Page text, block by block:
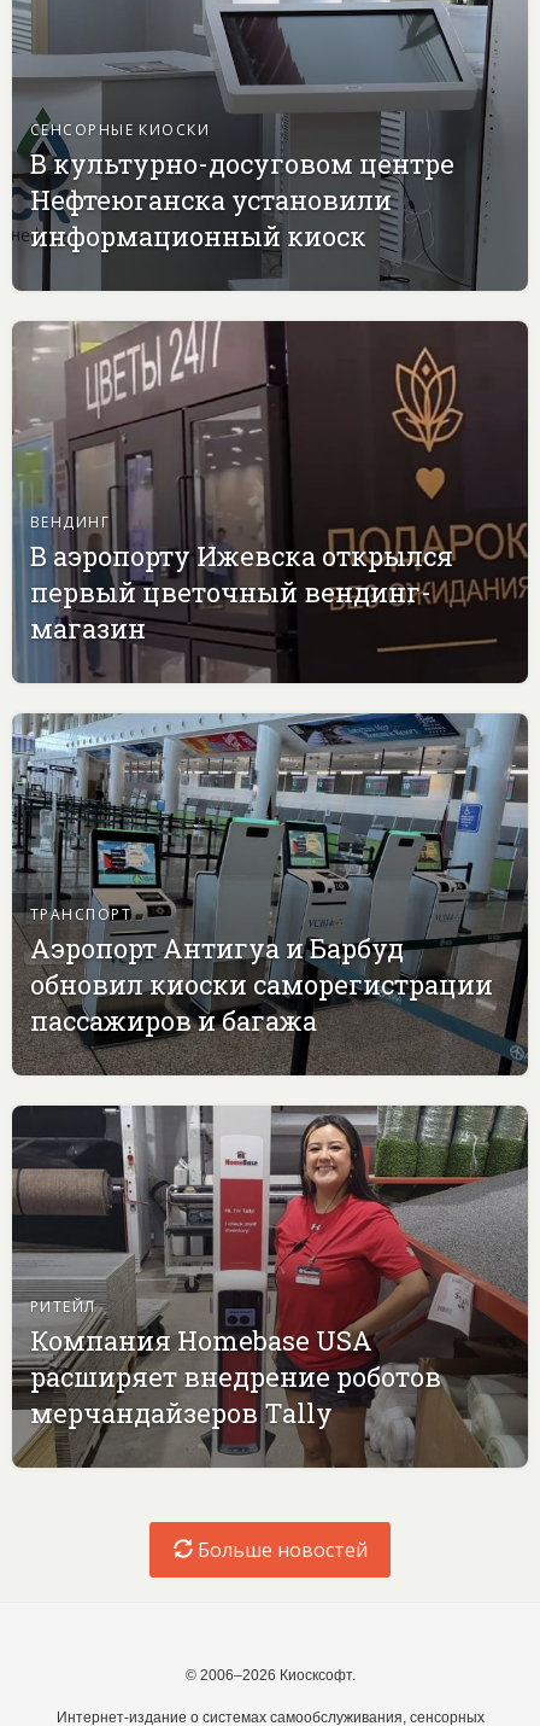
СЕНСОРНЫЕ КИОСКИ
В культурно-досуговом центре
Нефтеюганска установили
информационный киоск
ВЕНДИНГ
В аэропорту Ижевска открылся
первый цветочный вендинг-
магазин
ТРАНСПОРТ
Аэропорт Антигуа и Барбуд
обновил киоски саморегистрации
пассажиров и багажа
РИТЕЙЛ
Компания Homebase USA
расширяет внедрение роботов
мерчандайзеров Tally
Больше новостей
© 2006–2026 Киосксофт.
Интернет-издание о системах самообслуживания, сенсорных